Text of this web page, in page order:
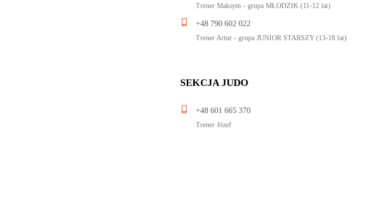
Trener Maksym - grupa MŁODZIK (11-12 lat)
+48 790 602 022
Trener Artur - grupa JUNIOR STARSZY (13-18 lat)
SEKCJA JUDO
+48 601 665 370
Trener Józef